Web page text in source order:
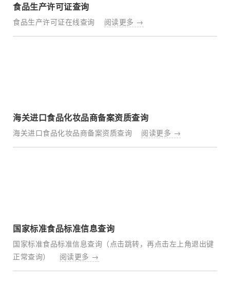
食品生产许可证查询​
食品生产许可证在线查询 阅读更多 →
海关进口食品化妆品商备案资质查询
海关进口食品化妆品商备案资质查询 阅读更多 →
国家标准食品标准信息查询
国家标准食品标准信息查询（点击跳转，再点击左上角退出键
正常查询） 阅读更多 →